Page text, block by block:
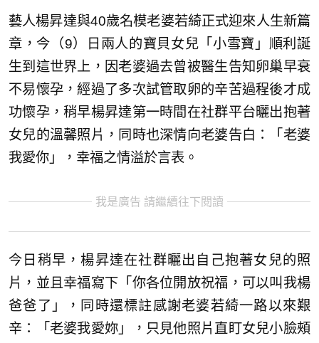
藝人楊昇達與40歲名模老婆若綺正式迎來人生新篇
章，今（9）日兩人的寶貝女兒「小雪寶」順利誕
生到這世界上，因老婆過去曾被醫生告知卵巢早衰
不易懷孕，經過了多次試管取卵的辛苦過程後才成
功懷孕，稍早楊昇達第一時間在社群平台曬出抱著
女兒的溫馨照片，同時也深情向老婆告白：「老婆
我愛你」，幸福之情溢於言表。
我是廣告 請繼續往下閱讀
今日稍早，楊昇達在社群曬出自己抱著女兒的照
片，並且幸福寫下「你各位開放祝福，可以叫我楊
爸爸了」，同時還標註感謝老婆若綺一路以來艱
辛：「老婆我愛妳」，只見他照片直盯女兒小臉頰